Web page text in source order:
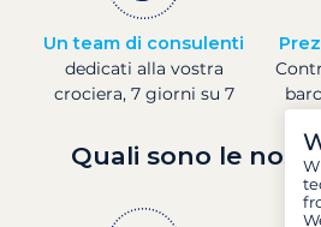
Un team di consulenti
dedicati alla vostra
crociera, 7 giorni su 7
Quali sono le